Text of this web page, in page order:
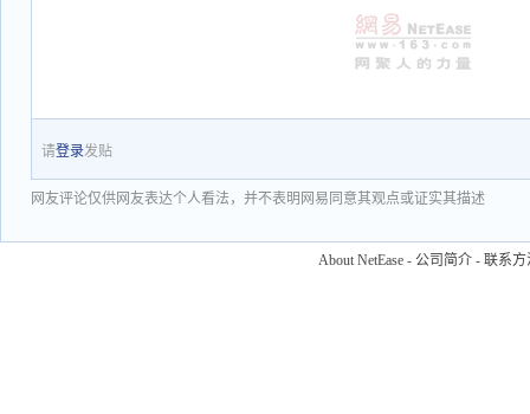
请登录发贴
网友评论仅供网友表达个人看法，并不表明网易同意其观点或证实其描述
About NetEase - 公司简介 - 联系方